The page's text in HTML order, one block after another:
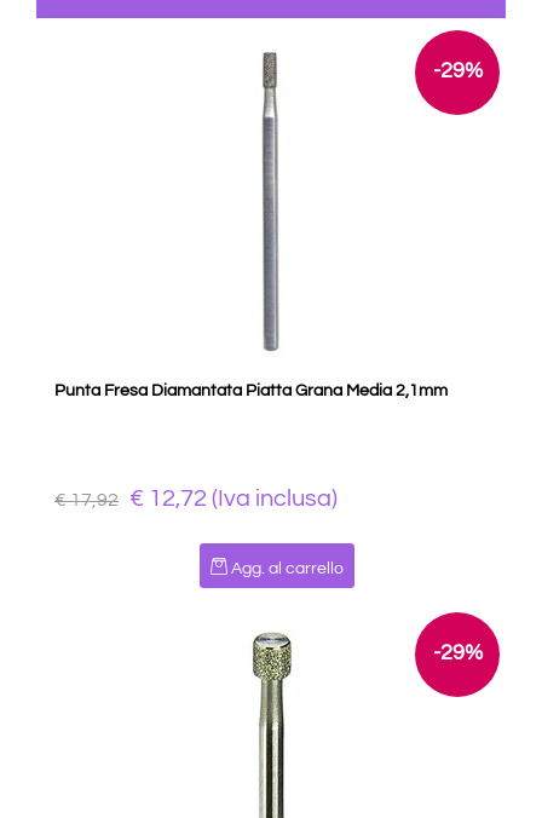
-29%
Punta Fresa Diamantata Piatta Grana Media 2,1mm
€ 17,92 € 12,72 (Iva inclusa)
Quantità
Agg. al carrello
-29%